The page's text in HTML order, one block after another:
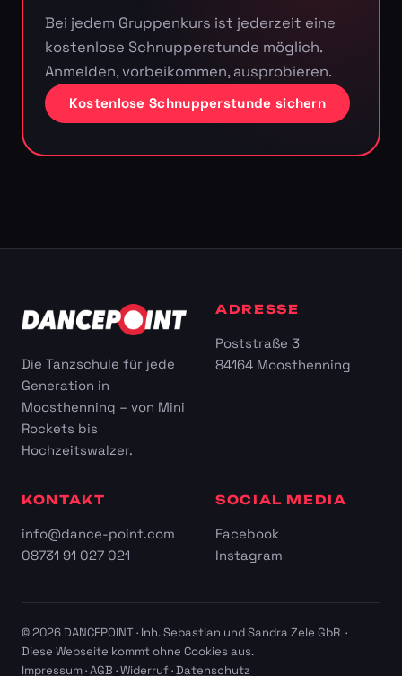
Bei jedem Gruppenkurs ist jederzeit eine
kostenlose Schnupperstunde möglich.
Anmelden, vorbeikommen, ausprobieren.
Kostenlose Schnupperstunde sichern
Die Tanzschule für jede
Generation in
Moosthenning – von Mini
Rockets bis
Hochzeitswalzer.
ADRESSE
Poststraße 3
84164 Moosthenning
KONTAKT
info@dance-point.com
08731 91 027 021
SOCIAL MEDIA
Facebook
Instagram
© 2026 DANCEPOINT · Inh. Sebastian und Sandra Zele GbR ·
Diese Webseite kommt ohne Cookies aus.
Impressum·AGB ·Widerruf·Datenschutz